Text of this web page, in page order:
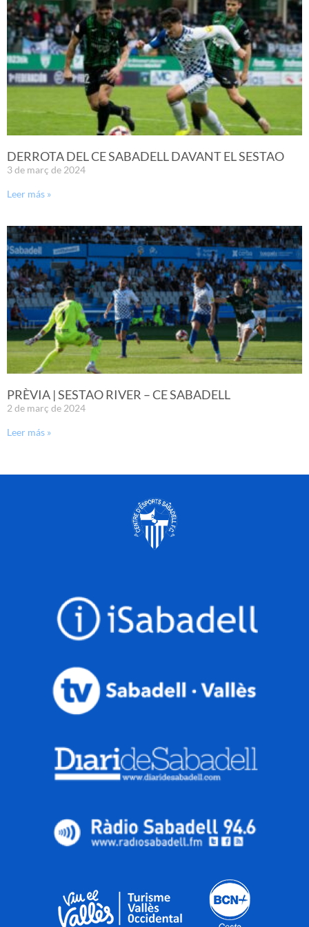
DERROTA DEL CE SABADELL DAVANT EL SESTAO
3 de març de 2024
Leer más »
PRÈVIA | SESTAO RIVER – CE SABADELL
2 de març de 2024
Leer más »